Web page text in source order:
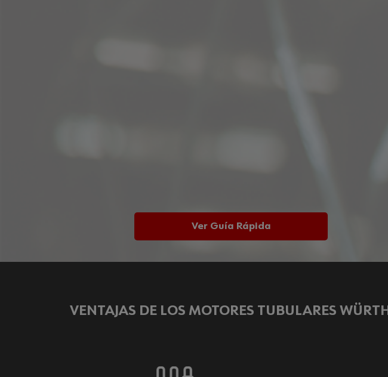
Ver Guía Rápida
VENTAJAS DE LOS MOTORES TUBULARES WÜRTH